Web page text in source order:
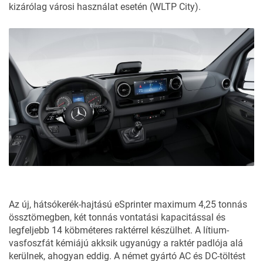
kizárólag városi használat esetén (WLTP City).
Az új, hátsókerék-hajtású eSprinter maximum 4,25 tonnás
össztömegben, két tonnás vontatási kapacitással és
legfeljebb 14 köbméteres raktérrel készülhet. A lítium-
vasfoszfát kémiájú akksik ugyanúgy a raktér padlója alá
kerülnek, ahogyan eddig. A német gyártó AC és DC-töltést